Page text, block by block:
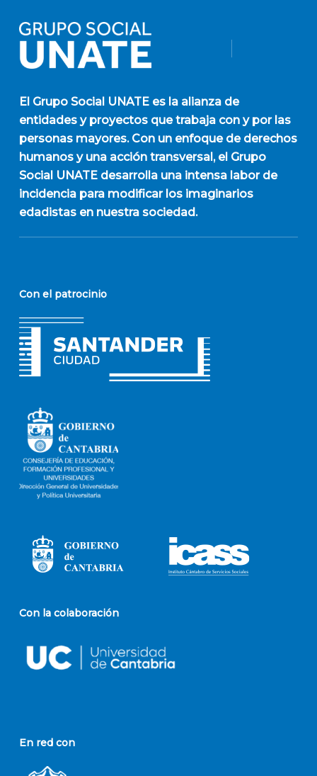
El Grupo Social UNATEes la alianza de
entidades y proyectos que trabaja con y por las
personas mayores. Con un enfoque de derechos
humanos y una acción transversal, el Grupo
Social UNATE desarrolla una intensa labor de
incidencia para modificar los imaginarios
edadistas en nuestra sociedad.
Con el patrocinio
Con la colaboración
En red con